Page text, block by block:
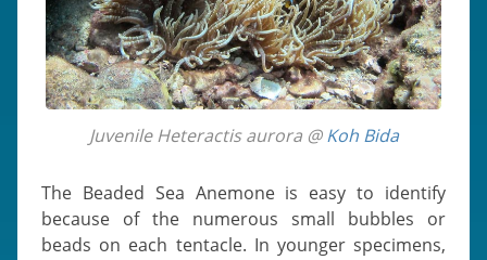
Juvenile Heteractis aurora @Koh Bida
The Beaded Sea Anemone is easy to identify
because of the numerous small bubbles or
beads on each tentacle. In younger specimens,